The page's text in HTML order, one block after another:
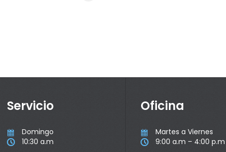
Servicio
 Domingo
 10:30 a.m
Oficina
 Martes a Viernes
 9:00 a.m – 4:00 p.m